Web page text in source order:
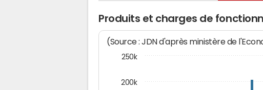
Produits et charges de
(Source : JDN d'après ministère de
200k
250k